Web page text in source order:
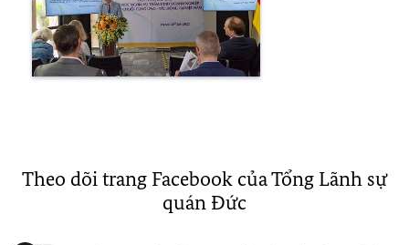
Theo dõi trang Facebook của Tổng Lãnh sự
quán Đức